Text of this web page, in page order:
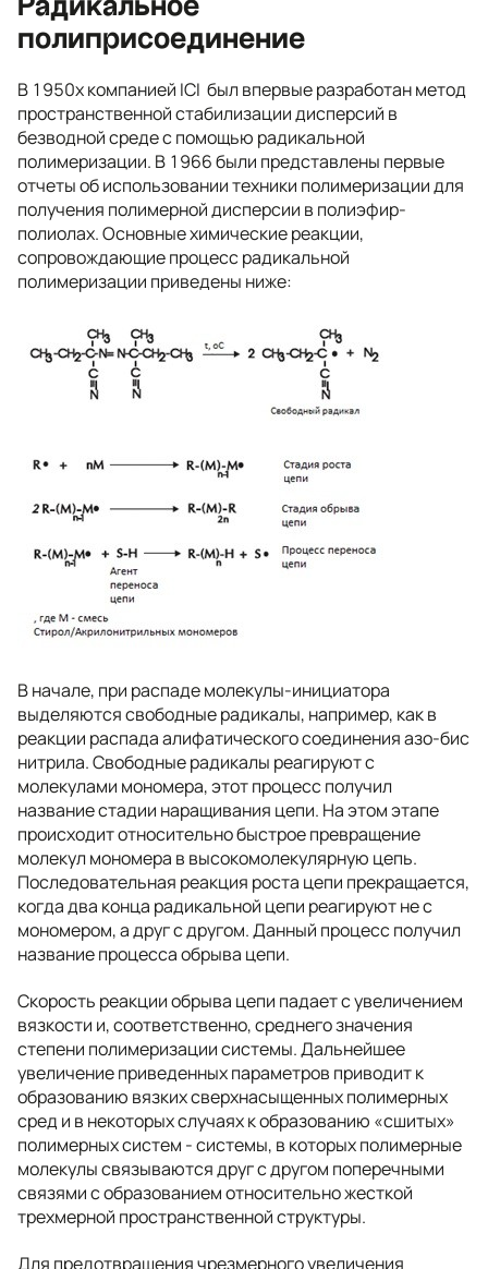
полиприсоединение
В 1950х компанией ICI был впервые разработан метод
пространственной стабилизации дисперсий в
безводной среде с помощью радикальной
полимеризации. В 1966 были представлены первые
отчеты об использовании техники полимеризации для
получения полимерной дисперсии в полиэфир-
полиолах. Основные химические реакции,
сопровождающие процесс радикальной
полимеризации приведены ниже:
В начале, при распаде молекулы-инициатора
выделяются свободные радикалы, например, как в
реакции распада алифатического соединения азо-бис
нитрила. Свободные радикалы реагируют с
молекулами мономера, этот процесс получил
название стадии наращивания цепи. На этом этапе
происходит относительно быстрое превращение
молекул мономера в высокомолекулярную цепь.
Последовательная реакция роста цепи прекращается,
когда два конца радикальной цепи реагируют не с
мономером, а друг с другом. Данный процесс получил
название процесса обрыва цепи.
Скорость реакции обрыва цепи падает с увеличением
вязкости и, соответственно, среднего значения
степени полимеризации системы. Дальнейшее
увеличение приведенных параметров приводит к
образованию вязких сверхнасыщенных полимерных
сред и в некоторых случаях к образованию «сшитых»
полимерных систем - системы, в которых полимерные
молекулы связываются друг с другом поперечными
связями с образованием относительно жесткой
трехмерной пространственной структуры.
Для предотвращения чрезмерного увеличения